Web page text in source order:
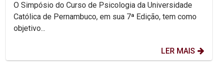
O Simpósio do Curso de Psicologia da Universidade
Católica de Pernambuco, em sua 7ª Edição, tem como
objetivo...
LER MAIS